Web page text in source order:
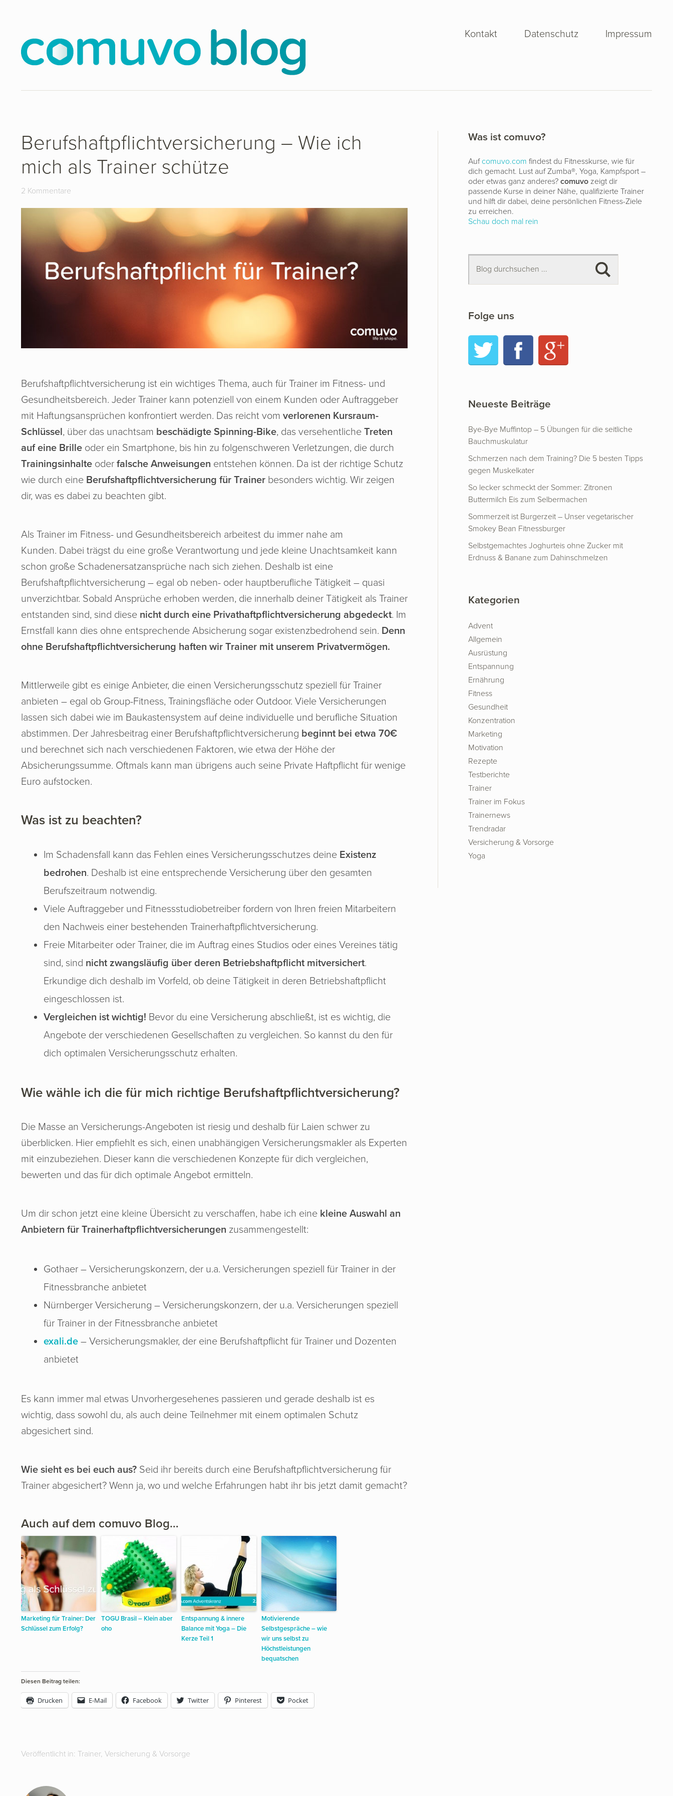
Kontakt Datenschutz Impressum
Berufshaftpflichtversicherung – Wie ich
mich als Trainer schütze
2 Kommentare
Berufshaftpflichtversicherung ist ein wichtiges Thema, auch für Trainer im Fitness- und
Gesundheitsbereich. Jeder Trainer kann potenziell von einem Kunden oder Auftraggeber
mit Haftungsansprüchen konfrontiert werden. Das reicht vom verlorenen Kursraum-
Schlüssel, über das unachtsam beschädigte Spinning-Bike, das versehentliche Treten
auf eine Brille oder ein Smartphone, bis hin zu folgenschweren Verletzungen, die durch
Trainingsinhalte oder falsche Anweisungen entstehen können. Da ist der richtige Schutz
wie durch eine Berufshaftpflichtversicherung für Trainer besonders wichtig. Wir zeigen
dir, was es dabei zu beachten gibt.
Als Trainer im Fitness- und Gesundheitsbereich arbeitest du immer nahe am
Kunden. Dabei trägst du eine große Verantwortung und jede kleine Unachtsamkeit kann
schon große Schadenersatzansprüche nach sich ziehen. Deshalb ist eine
Berufshaftpflichtversicherung – egal ob neben- oder hauptberufliche Tätigkeit – quasi
unverzichtbar. Sobald Ansprüche erhoben werden, die innerhalb deiner Tätigkeit als Trainer
entstanden sind, sind diese nicht durch eine Privathaftpflichtversicherung abgedeckt. Im
Ernstfall kann dies ohne entsprechende Absicherung sogar existenzbedrohend sein. Denn
ohne Berufshaftpflichtversicherung haften wir Trainer mit unserem Privatvermögen.
Mittlerweile gibt es einige Anbieter, die einen Versicherungsschutz speziell für Trainer
anbieten – egal ob Group-Fitness, Trainingsfläche oder Outdoor. Viele Versicherungen
lassen sich dabei wie im Baukastensystem auf deine individuelle und berufliche Situation
abstimmen. Der Jahresbeitrag einer Berufshaftpflichtversicherung beginnt bei etwa 70€
und berechnet sich nach verschiedenen Faktoren, wie etwa der Höhe der
Absicherungssumme. Oftmals kann man übrigens auch seine Private Haftpflicht für wenige
Euro aufstocken.
Was ist zu beachten?
Im Schadensfall kann das Fehlen eines Versicherungsschutzes deine Existenz
bedrohen. Deshalb ist eine entsprechende Versicherung über den gesamten
Berufszeitraum notwendig.
Viele Auftraggeber und Fitnessstudiobetreiber fordern von Ihren freien Mitarbeitern
den Nachweis einer bestehenden Trainerhaftpflichtversicherung.
Freie Mitarbeiter oder Trainer, die im Auftrag eines Studios oder eines Vereines tätig
sind, sind nicht zwangsläufig über deren Betriebshaftpflicht mitversichert.
Erkundige dich deshalb im Vorfeld, ob deine Tätigkeit in deren Betriebshaftpflicht
eingeschlossen ist.
Vergleichen ist wichtig! Bevor du eine Versicherung abschließt, ist es wichtig, die
Angebote der verschiedenen Gesellschaften zu vergleichen. So kannst du den für
dich optimalen Versicherungsschutz erhalten.
Wie wähle ich die für mich richtige Berufshaftpflichtversicherung?
Die Masse an Versicherungs-Angeboten ist riesig und deshalb für Laien schwer zu
überblicken. Hier empfiehlt es sich, einen unabhängigen Versicherungsmakler als Experten
mit einzubeziehen. Dieser kann die verschiedenen Konzepte für dich vergleichen,
bewerten und das für dich optimale Angebot ermitteln.
Um dir schon jetzt eine kleine Übersicht zu verschaffen, habe ich eine kleine Auswahl an
Anbietern für Trainerhaftpflichtversicherungen zusammengestellt:
Gothaer – Versicherungskonzern, der u.a. Versicherungen speziell für Trainer in der
Fitnessbranche anbietet
Nürnberger Versicherung – Versicherungskonzern, der u.a. Versicherungen speziell
für Trainer in der Fitnessbranche anbietet
exali.de – Versicherungsmakler, der eine Berufshaftpflicht für Trainer und Dozenten
anbietet
Es kann immer mal etwas Unvorhergesehenes passieren und gerade deshalb ist es
wichtig, dass sowohl du, als auch deine Teilnehmer mit einem optimalen Schutz
abgesichert sind.
Wie sieht es bei euch aus? Seid ihr bereits durch eine Berufshaftpflichtversicherung für
Trainer abgesichert? Wenn ja, wo und welche Erfahrungen habt ihr bis jetzt damit gemacht?
Auch auf dem comuvo Blog…
Marketing für Trainer: Der
Schlüssel zum Erfolg?
TOGU Brasil – Klein aber
oho
Entspannung & innere
Balance mit Yoga – Die
Kerze Teil 1
Motivierende
Selbstgespräche – wie
wir uns selbst zu
Höchstleistungen
bequatschen
Diesen Beitrag teilen:
Drucken E-Mail Facebook Twitter Pinterest Pocket
Veröffentlicht in: Trainer, Versicherung & Vorsorge
Was ist comuvo?
Auf comuvo.com findest du Fitnesskurse, wie für
dich gemacht. Lust auf Zumba®, Yoga, Kampfsport –
oder etwas ganz anderes? comuvozeigt dir
passende Kurse in deiner Nähe, qualifizierte Trainer
und hilft dir dabei, deine persönlichen Fitness-Ziele
zu erreichen.
Schau doch mal rein
Folge uns
Twitter Facebook
Neueste Beiträge
Bye-Bye Muffintop – 5 Übungen für die seitliche
Bauchmuskulatur
Schmerzen nach dem Training? Die 5 besten Tipps
gegen Muskelkater
So lecker schmeckt der Sommer: Zitronen
Buttermilch Eis zum Selbermachen
Sommerzeit ist Burgerzeit – Unser vegetarischer
Smokey Bean Fitnessburger
Selbstgemachtes Joghurteis ohne Zucker mit
Erdnuss & Banane zum Dahinschmelzen
Kategorien
Advent
Allgemein
Ausrüstung
Entspannung
Ernährung
Fitness
Gesundheit
Konzentration
Marketing
Motivation
Rezepte
Testberichte
Trainer
Trainer im Fokus
Trainernews
Trendradar
Versicherung & Vorsorge
Yoga